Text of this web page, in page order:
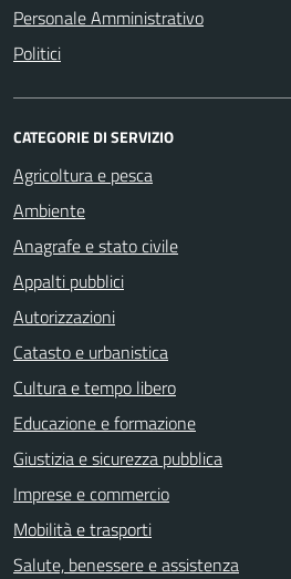
Personale Amministrativo
Politici
CATEGORIE DI SERVIZIO
Agricoltura e pesca
Ambiente
Anagrafe e stato civile
Appalti pubblici
Autorizzazioni
Catasto e urbanistica
Cultura e tempo libero
Educazione e formazione
Giustizia e sicurezza pubblica
Imprese e commercio
Mobilità e trasporti
Salute, benessere e assistenza